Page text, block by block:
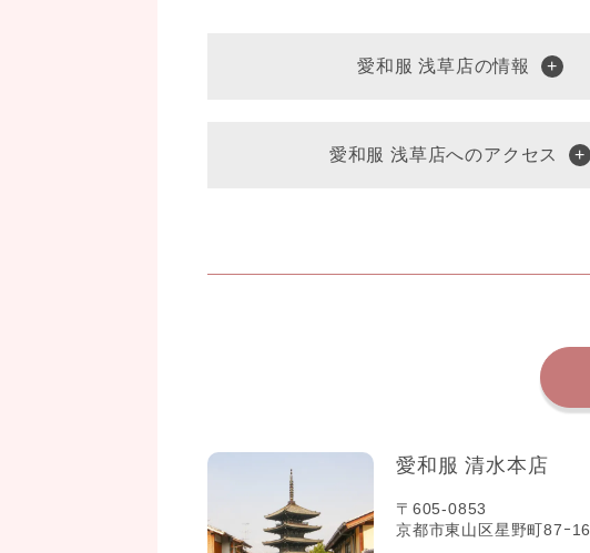
愛和服 浅草店の情報
愛和服 浅草店へのアクセス
愛和服 清水本店
〒605-0853
京都市東山区星野町87ｰ16